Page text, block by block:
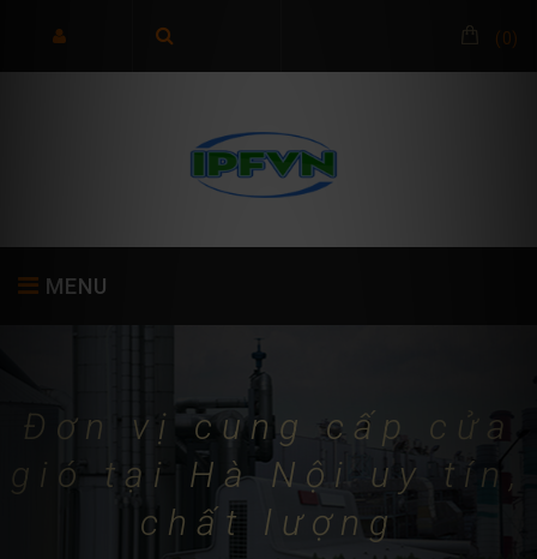
(0)
MENU
GIỚI THIỆU SẢN PHẨM
Đơn vị cung cấp cửa
gió tại Hà Nội uy tín,
chất lượng